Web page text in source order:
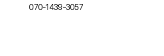
070-1439-3057